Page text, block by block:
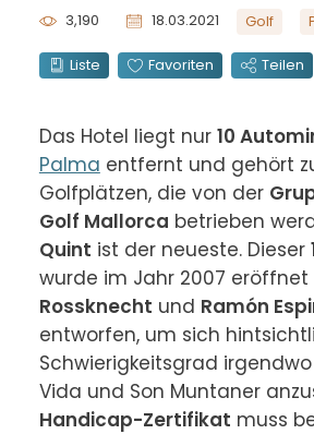
3,190 18.03.2021 Golf
Liste Favoriten Teilen
Das Hotel liegt nur 10
Palma entfernt und gehört
Golfplätzen, die von der
Golf Mallorca betrieben
Quint ist der neueste. Dieser
wurde im Jahr 2007 eröffnet
Rossknecht und Ramón
entworfen, um sich
Schwierigkeitsgrad
Handicap-Zertifikat muss